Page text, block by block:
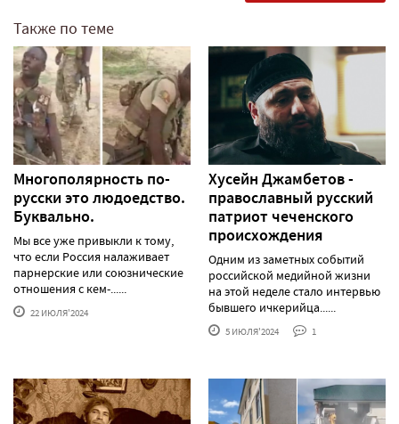
Также по теме
Многополярность по-
русски это людоедство.
Буквально.
Мы все уже привыкли к тому,
что если Россия налаживает
парнерские или союзнические
отношения с кем-......
22 ИЮЛЯ'2024
Хусейн Джамбетов -
православный русский
патриот чеченского
происхождения
Одним из заметных событий
российской медийной жизни
на этой неделе стало интервью
бывшего ичкерийца......
5 ИЮЛЯ'2024 1